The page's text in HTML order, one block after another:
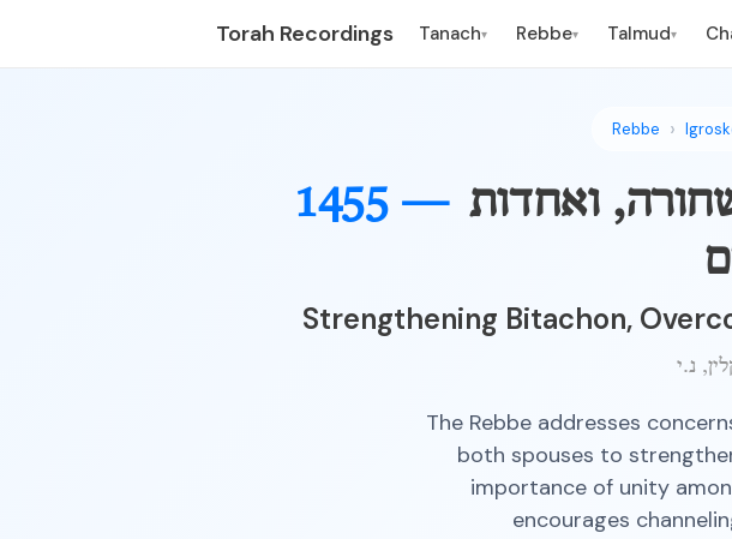
Torah Recordings Tanach▾ Rebbe▾ Talmud▾
Rebbe
1455 — ואחדות
Strengthening Bitachon,
The Rebbe addresses
both spouses to
importance of unity
encourages